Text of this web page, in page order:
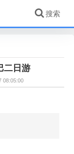
二日游
08:05:00